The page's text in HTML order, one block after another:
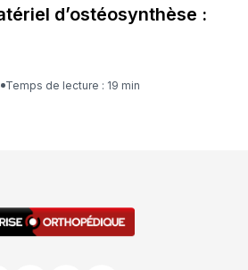
d’ostéosynthèse :
Temps de lecture : 19 min